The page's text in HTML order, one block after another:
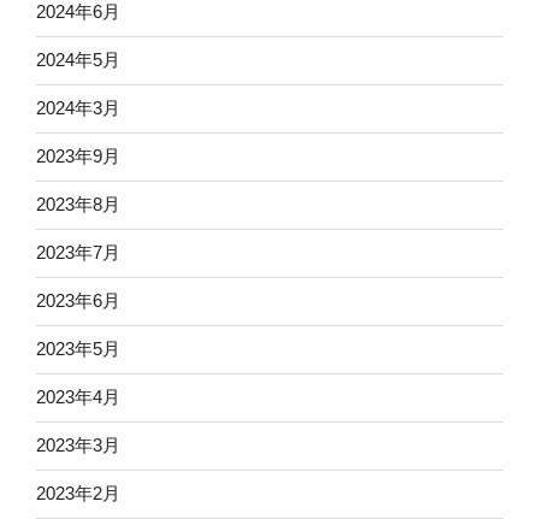
2024年6月
2024年5月
2024年3月
2023年9月
2023年8月
2023年7月
2023年6月
2023年5月
2023年4月
2023年3月
2023年2月